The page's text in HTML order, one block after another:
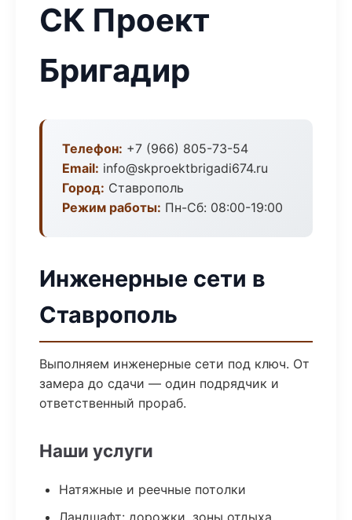
СК Проект
Бригадир
Телефон: +7 (966) 805-73-54
Email: info@skproektbrigadi674.ru
Город: Ставрополь
Режим работы: Пн-Сб: 08:00-19:00
Инженерные сети в
Ставрополь
Выполняем инженерные сети под ключ. От
замера до сдачи — один подрядчик и
ответственный прораб.
Наши услуги
Натяжные и реечные потолки
Ландшафт: дорожки, зоны отдыха,